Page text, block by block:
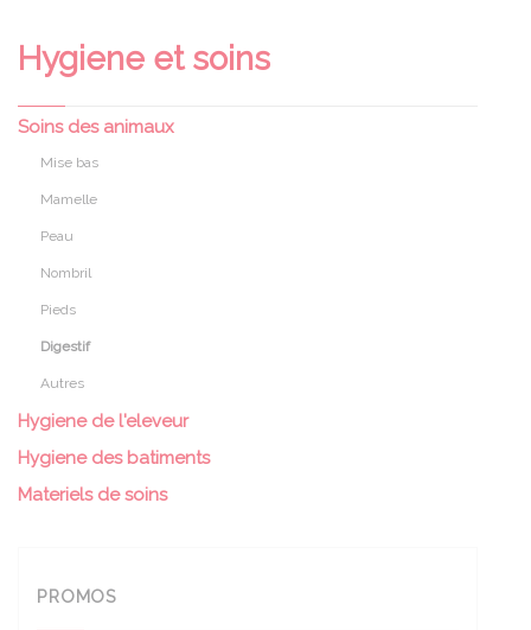
Hygiene et soins
Soins des animaux
Mise bas
Mamelle
Peau
Nombril
Pieds
Digestif
Autres
Hygiene de l'eleveur
Hygiene des batiments
Materiels de soins
PROMOS